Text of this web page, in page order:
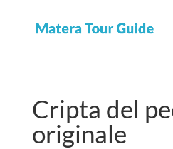
Cripta del
originale